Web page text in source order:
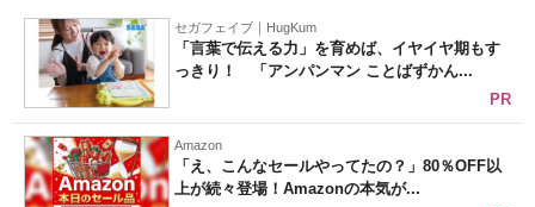
セガフェイブ｜HugKum
「言葉で伝える力」を育めば、イヤイヤ期もす
っきり！ 「アンパンマン ことばずかん...
PR
Amazon
「え、こんなセールやってたの？」80％OFF以
上が続々登場！Amazonの本気が...